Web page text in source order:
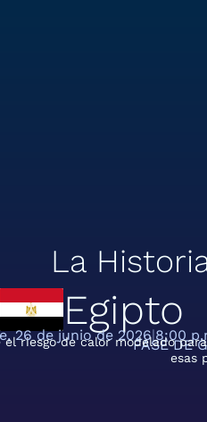
La
Egipto
FASE DE
26 de junio de 2026 8:00
el riesgo de calor modelado
esas